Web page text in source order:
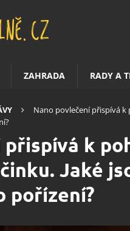
ZAHRADA RADY A
Nano povlečení přispívá
k
Jaké
pořízení?